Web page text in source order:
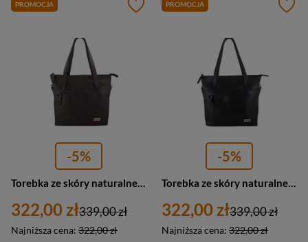
PROMOCJA
-5%
322,00 zł
Najniższa cena: 322,00 zł
339,00 zł
PROMOCJA
-5%
322,00 zł
Najniższa cena: 322,00 zł
339,00 zł